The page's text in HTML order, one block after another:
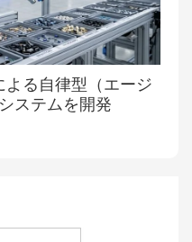
る自律型（エージ
ステムを開発